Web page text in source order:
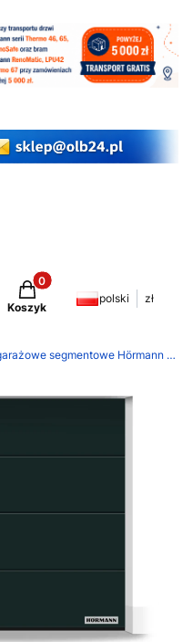
Produkty w koszyku: 0.
Koszyk
polski zł
Bramy garażowe segmentowe Hörmann RenoMatic